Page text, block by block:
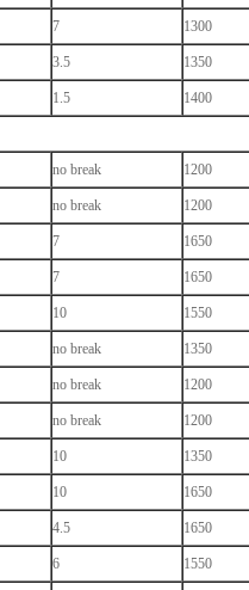
7 1300
3.5 1350
1.5 1400
no break 1200
no break 1200
7 1650
7 1650
10 1550
no break 1350
no break 1200
no break 1200
10 1350
10 1650
4.5 1650
6 1550